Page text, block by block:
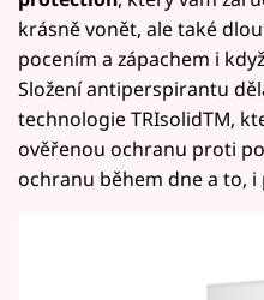
krásně vonět, ale také
pocením a zápachem i
Složení antiperspirantu
technologie TRIsolidTM,
ověřenou ochranu proti
ochranu během dne a to,